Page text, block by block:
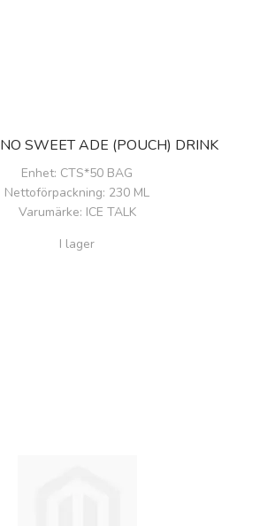
SWEET ADE (POUCH) DRINK
Enhet: CTS*50 BAG
Nettoförpackning: 230 ML
Varumärke: ICE TALK
I lager